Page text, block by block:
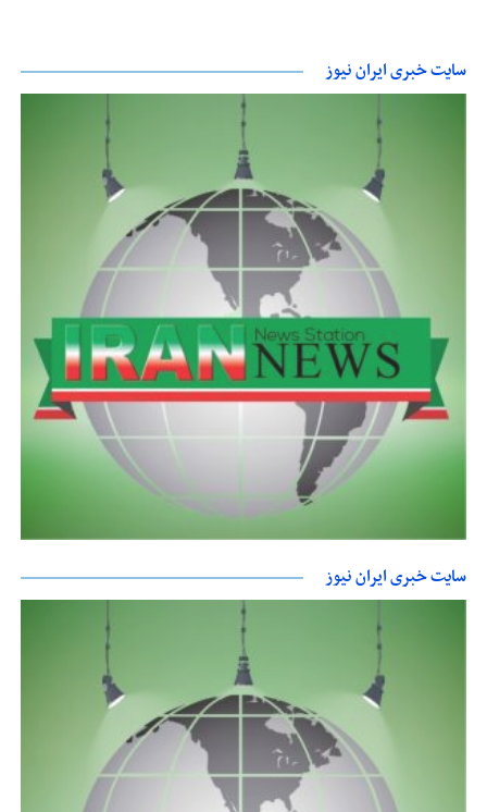
سایت خبری ایران نیوز
سایت خبری ایران نیوز